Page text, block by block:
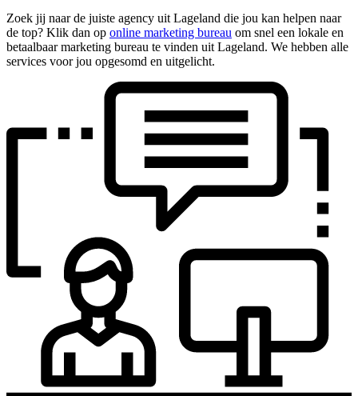
Zoek jij naar de juiste agency uit Lageland die jou kan helpen naar
de top? Klik dan op online marketing bureau om snel een lokale en
betaalbaar marketing bureau te vinden uit Lageland. We hebben alle
services voor jou opgesomd en uitgelicht.